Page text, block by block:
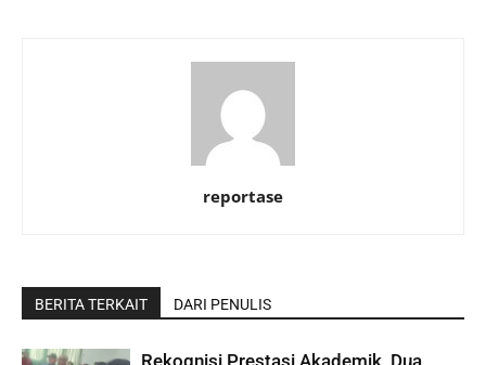
reportase
BERITA TERKAIT DARI PENULIS
Rekognisi Prestasi Akademik, Dua